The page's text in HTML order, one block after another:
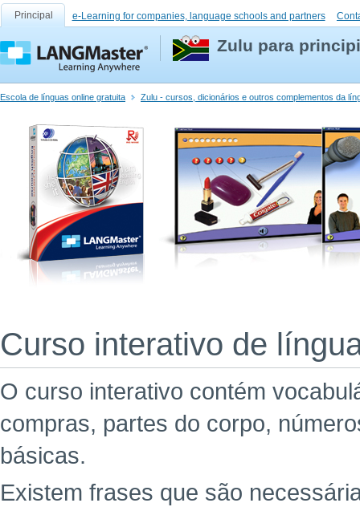
Principal e-Learning for companies, language schools and partners
Zulu para
Escola de línguas online gratuita Zulu - cursos, dicionários e outros complementos da
Curso interativo de
O curso interativo contém
compras, partes do corpo,
básicas.
Existem frases que são